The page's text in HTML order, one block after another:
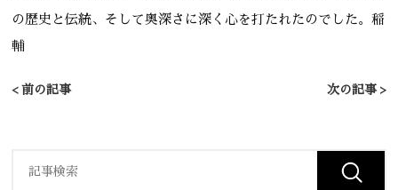
の歴史と伝統、そして奥深さに深く心を打たれたのでした。稲
輔
< 前の記事 次の記事 >